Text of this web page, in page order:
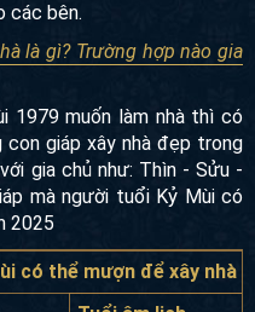
đang cho người khác
nhất xây xong nhà nếu
các bên.
nhà là gì? Trường hợp nào
1979 muốn làm nhà thì có
giáp xây nhà đẹp trong
gia chủ như: Thìn - Sửu
mà người tuổi Kỷ Mùi có
2025